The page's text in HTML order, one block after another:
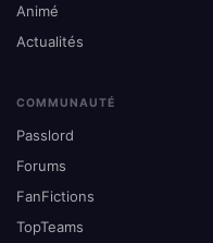
Animé
Actualités
COMMUNAUTÉ
Passlord
Forums
FanFictions
TopTeams